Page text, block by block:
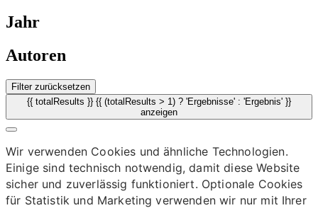
Jahr
Autoren
Filter zurücksetzen
{{ totalResults }} {{ (totalResults > 1) ? 'Ergebnisse' : 'Ergebnis' }}
anzeigen
Wir verwenden Cookies und ähnliche Technologien.
Einige sind technisch notwendig, damit diese Website
sicher und zuverlässig funktioniert. Optionale Cookies
für Statistik und Marketing verwenden wir nur mit Ihrer